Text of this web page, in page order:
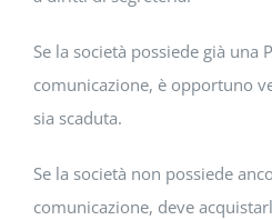
Se la società possiede già una
comunicazione, è opportuno
sia scaduta.
Se la società non possiede
comunicazione, deve